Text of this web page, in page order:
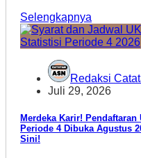
Selengkapnya
Redaksi
Juli 29, 2026
Merdeka Karir!
Periode 4 Dibuka Agustus
Sini!